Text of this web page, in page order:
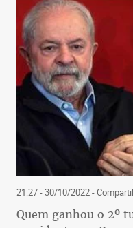
21:27 - 30/10/2022-
Quem ganhou o 2º